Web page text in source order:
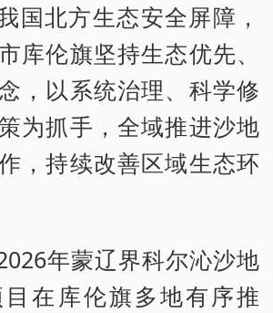
国北方生态安全屏障，
库伦旗坚持生态优先、
，以系统治理、科学修
为抓手，全域推进沙地
，持续改善区域生态环
年蒙辽界科尔沁沙地
在库伦旗多地有序推